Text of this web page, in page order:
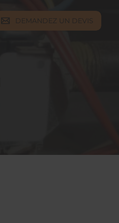
DEMANDEZ UN DEVIS